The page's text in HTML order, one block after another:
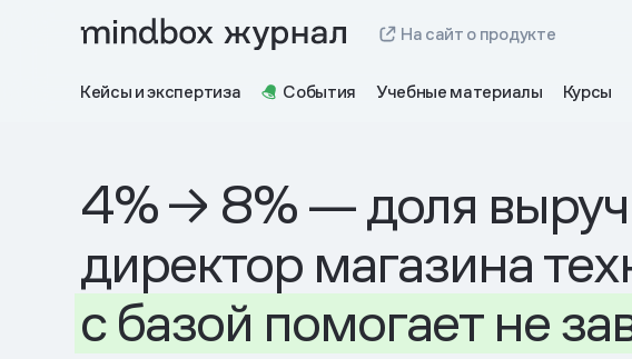
На сайт о продукте
Кейсы и экспертиза События Учебные материалы Курсы
4% → 8% — доля
директор магазина
с базой помогает не